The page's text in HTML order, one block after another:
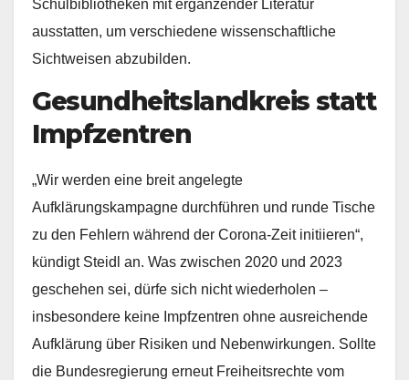
Schulbibliotheken mit ergänzender Literatur
ausstatten, um verschiedene wissenschaftliche
Sichtweisen abzubilden.
Gesundheitslandkreis statt
Impfzentren
„Wir werden eine breit angelegte
Aufklärungskampagne durchführen und runde Tische
zu den Fehlern während der Corona-Zeit initiieren“,
kündigt Steidl an. Was zwischen 2020 und 2023
geschehen sei, dürfe sich nicht wiederholen –
insbesondere keine Impfzentren ohne ausreichende
Aufklärung über Risiken und Nebenwirkungen. Sollte
die Bundesregierung erneut Freiheitsrechte vom